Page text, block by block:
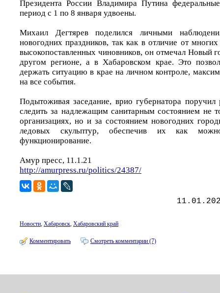
Президента России Владимира Путина
период с 1 по 8 января удвоены.
Михаил Дегтярев поделился личными
новогодних праздников, так как в отличие от
высокопоставленных чиновников, он отмечал Новый
другом регионе, а в Хабаровском крае. Это
держать ситуацию в крае на личном контроле,
на все события.
Подытоживая заседание, врио губернатора поручил
следить за надлежащим санитарным состоянием не
организациях, но и за состоянием новогодних
ледовых скульптур, обеспечив их как
функционирование.
Амур пресс, 11.1.21
http://amurpress.ru/politics/24387/
Новости, Хабаровск, Хабаровский край
Комментировать Смотреть комментарии (7)